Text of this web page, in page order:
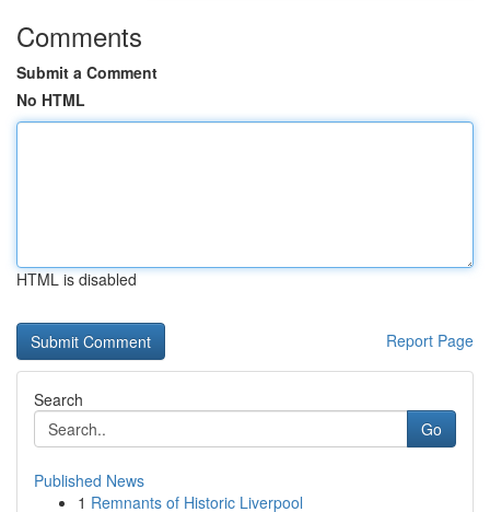
Comments
Submit a Comment
No HTML
HTML is disabled
Report Page
Search
Go
Published News
1 Remnants of Historic Liverpool